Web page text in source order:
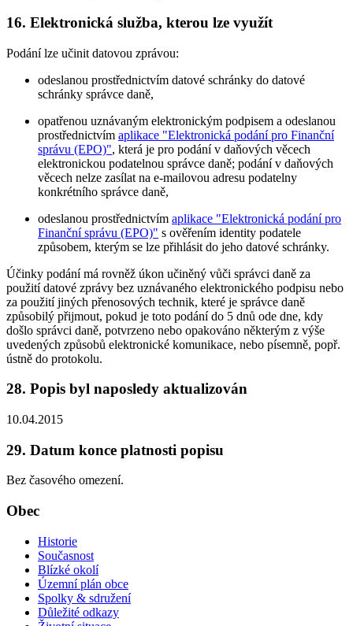
16. Elektronická služba, kterou lze využít
Podání lze učinit datovou zprávou:
odeslanou prostřednictvím datové schránky do datové
schránky správce daně,
opatřenou uznávaným elektronickým podpisem a odeslanou
prostřednictvím aplikace "Elektronická podání pro Finanční
správu (EPO)", která je pro podání v daňových věcech
elektronickou podatelnou správce daně; podání v daňových
věcech nelze zasílat na e-mailovou adresu podatelny
konkrétního správce daně,
odeslanou prostřednictvím aplikace "Elektronická podání pro
Finanční správu (EPO)" s ověřením identity podatele
způsobem, kterým se lze přihlásit do jeho datové schránky.
Účinky podání má rovněž úkon učiněný vůči správci daně za
použití datové zprávy bez uznávaného elektronického podpisu nebo
za použití jiných přenosových technik, které je správce daně
způsobilý přijmout, pokud je toto podání do 5 dnů ode dne, kdy
došlo správci daně, potvrzeno nebo opakováno některým z výše
uvedených způsobů elektronické komunikace, nebo písemně, popř.
ústně do protokolu.
28. Popis byl naposledy aktualizován
10.04.2015
29. Datum konce platnosti popisu
Bez časového omezení.
Obec
Historie
Současnost
Blízké okolí
Územní plán obce
Spolky & sdružení
Důležité odkazy